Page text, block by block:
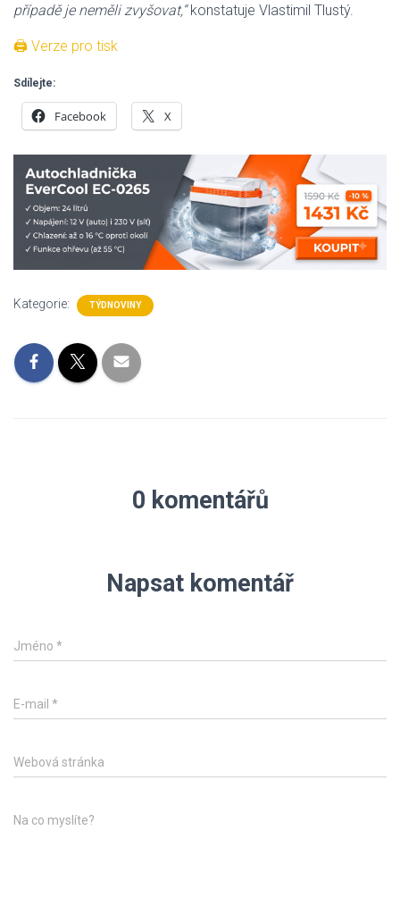
případě je neměli zvyšovat,“konstatuje Vlastimil Tlustý.
🖨 Verze pro tisk
Sdílejte:
Facebook X
Kategorie: TÝDNOVINY
0 komentářů
Napsat komentář
Jméno *
E-mail *
Webová stránka
Na co myslíte?